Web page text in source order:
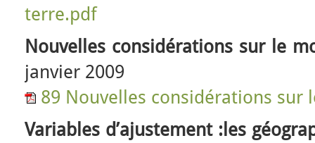
terre.pdf
Nouvelles considérations sur le
janvier 2009
89 Nouvelles considérations sur
Variables d’ajustement :les